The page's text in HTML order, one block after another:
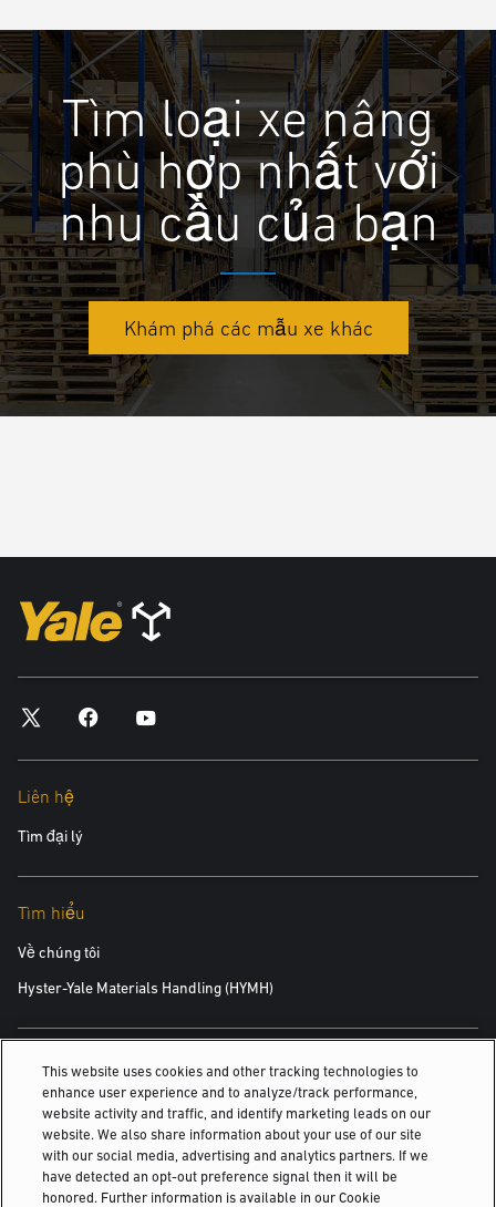
Tìm loại xe nâng
phù hợp nhất với
nhu cầu của bạn
Khám phá các mẫu xe khác
Liên hệ
Tìm đại lý
Tìm hiểu
Về chúng tôi
Hyster-Yale Materials Handling (HYMH)
Việc làm
© 2026 Hyster-Yale Materials Handling, Inc., all rights reserved.
This website uses cookies and other tracking technologies to
enhance user experience and to analyze/track performance,
website activity and traffic, and identify marketing leads on our
website. We also share information about your use of our site
with our social media, advertising and analytics partners. If we
have detected an opt-out preference signal then it will be
honored. Further information is available in our Cookie